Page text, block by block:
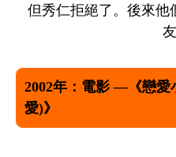
但秀仁拒絕了。後來他
2002年：電影 —《戀愛
愛)》